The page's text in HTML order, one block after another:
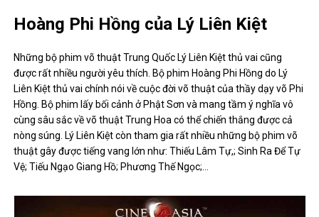
Hoàng Phi Hồng của Lý Liên Kiệt
Những bộ phim võ thuật Trung Quốc Lý Liên Kiệt thủ vai cũng
được rất nhiều người yêu thích. Bộ phim Hoàng Phi Hồng do Lý
Liên Kiệt thủ vai chính nói về cuộc đời võ thuật của thầy dạy võ Phi
Hồng. Bộ phim lấy bối cảnh ở Phật Sơn và mang tầm ý nghĩa vô
cùng sâu sắc về võ thuật Trung Hoa có thể chiến thắng được cả
nòng súng. Lý Liên Kiệt còn tham gia rất nhiều những bộ phim võ
thuật gây được tiếng vang lớn như: Thiếu Lâm Tự,; Sinh Ra Để Tự
Vệ; Tiếu Ngạo Giang Hồ; Phương Thế Ngọc;…